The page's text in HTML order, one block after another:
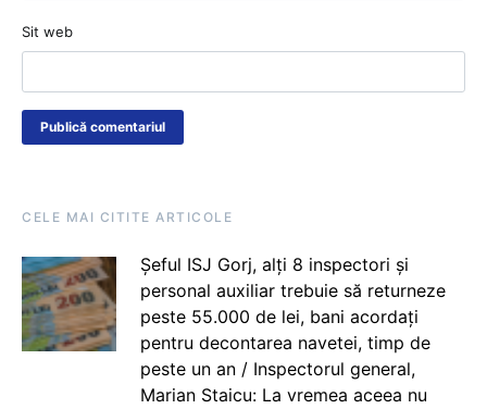
Sit web
CELE MAI CITITE ARTICOLE
Șeful ISJ Gorj, alți 8 inspectori și
personal auxiliar trebuie să returneze
peste 55.000 de lei, bani acordați
pentru decontarea navetei, timp de
peste un an / Inspectorul general,
Marian Staicu: La vremea aceea nu